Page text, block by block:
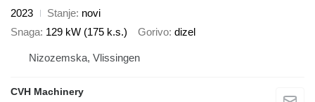
2023
Stanje novi
Snaga 129 kW (175 k.s.) Gorivo dizel
Nizozemska, Vlissingen
CVH Machinery